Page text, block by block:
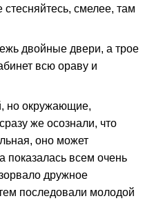
смелее, там
двойные двери, а трое
всю ораву и
но окружающие,
же осознали, что
оно может
показалась всем очень
дружное
последовали молодой